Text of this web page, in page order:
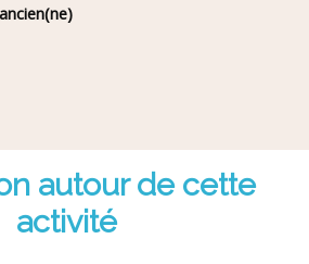
autour de cette
activité